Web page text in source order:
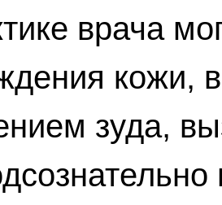
врача
кожи,
зуда,